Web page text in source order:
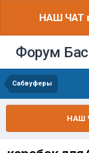
НАШ ЧАТ
Форум
Сабвуферы
НАШ